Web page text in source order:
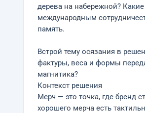
дерева на набережной?
международным
память.
Встрой тему осязания в
фактуры, веса и формы
магнитика?
Контекст решения
Мерч — это точка, где бренд
хорошего мерча есть